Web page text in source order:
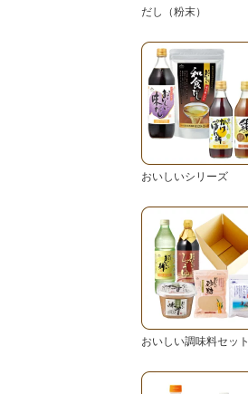
だし（粉末）
おいしいシリーズ
おいしい調味料セット